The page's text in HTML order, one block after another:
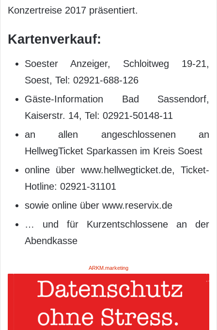
Konzertreise 2017 präsentiert.
Kartenverkauf:
Soester Anzeiger, Schloitweg 19-21,
Soest, Tel: 02921-688-126
Gäste-Information Bad Sassendorf,
Kaiserstr. 14, Tel: 02921-50148-11
an allen angeschlossenen an
HellwegTicket Sparkassen im Kreis Soest
online über www.hellwegticket.de, Ticket-
Hotline: 02921-31101
sowie online über www.reservix.de
… und für Kurzentschlossene an der
Abendkasse
ARKM.marketing